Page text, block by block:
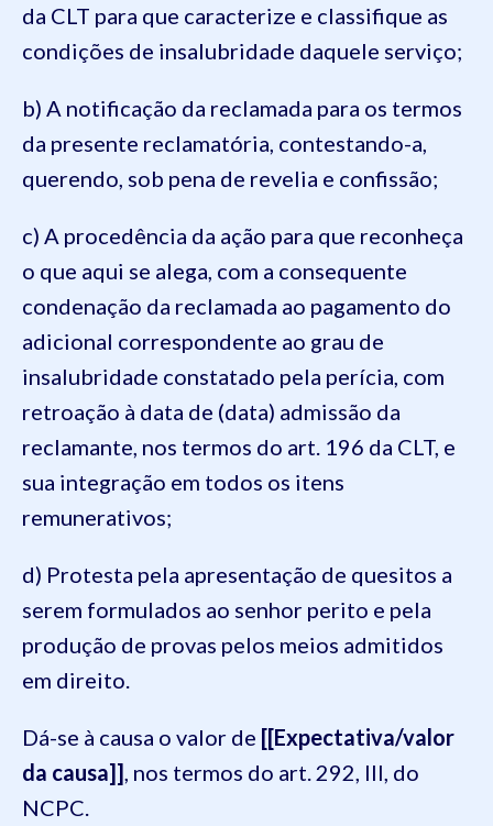
da CLT para que caracterize e classifique as
condições de insalubridade daquele serviço;
b) A notificação da reclamada para os termos
da presente reclamatória, contestando-a,
querendo, sob pena de revelia e confissão;
c) A procedência da ação para que reconheça
o que aqui se alega, com a consequente
condenação da reclamada ao pagamento do
adicional correspondente ao grau de
insalubridade constatado pela perícia, com
retroação à data de (data) admissão da
reclamante, nos termos do art. 196 da CLT, e
sua integração em todos os itens
remunerativos;
d) Protesta pela apresentação de quesitos a
serem formulados ao senhor perito e pela
produção de provas pelos meios admitidos
em direito.
Dá-se à causa o valor de [[Expectativa/valor
da causa]] , nos termos do art. 292, III, do
NCPC.